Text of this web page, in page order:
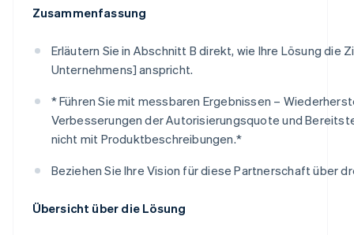
Zusammenfassung
Erläutern Sie in Abschnitt B direkt, wie Ihre Lösung die
Unternehmens] anspricht.
* Führen Sie mit messbaren Ergebnissen –
Verbesserungen der Autorisierungsquote und
nicht mit Produktbeschreibungen.*
Beziehen Sie Ihre Vision für diese Partnerschaft über
Übersicht über die Lösung